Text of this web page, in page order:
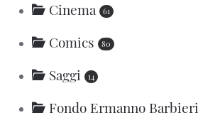
Cinema
61
Comics 80
Saggi 14
Fondo Ermanno Barbieri